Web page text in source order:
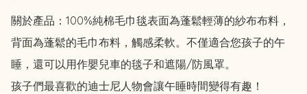
關於產品：100%純棉毛巾毯表面為蓬鬆輕薄的紗布布料，
背面為蓬鬆的毛巾布料，觸感柔軟。不僅適合您孩子的午
睡，還可以用作嬰兒車的毯子和遮陽/防風罩。
孩子們最喜歡的迪士尼人物會讓午睡時間變得有趣！